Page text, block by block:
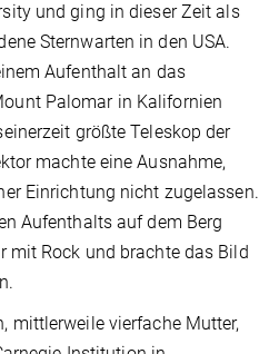
und ging in dieser Zeit als
Sternwarten in den USA.
Aufenthalt an das
Palomar in Kalifornien
größte Teleskop der
machte eine Ausnahme,
Einrichtung nicht zugelassen.
Aufenthalts auf dem Berg
mit Rock und brachte das Bild
mittlerweile vierfache Mutter,